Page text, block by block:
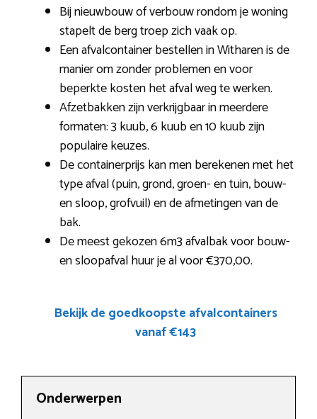
Bij nieuwbouw of verbouw rondom je woning
stapelt de berg troep zich vaak op.
Een afvalcontainer bestellen in Witharen is de
manier om zonder problemen en voor
beperkte kosten het afval weg te werken.
Afzetbakken zijn verkrijgbaar in meerdere
formaten: 3 kuub, 6 kuub en 10 kuub zijn
populaire keuzes.
De containerprijs kan men berekenen met het
type afval (puin, grond, groen- en tuin, bouw-
en sloop, grofvuil) en de afmetingen van de
bak.
De meest gekozen 6m3 afvalbak voor bouw-
en sloopafval huur je al voor €370,00.
Bekijk de goedkoopste afvalcontainers
vanaf €143
Onderwerpen